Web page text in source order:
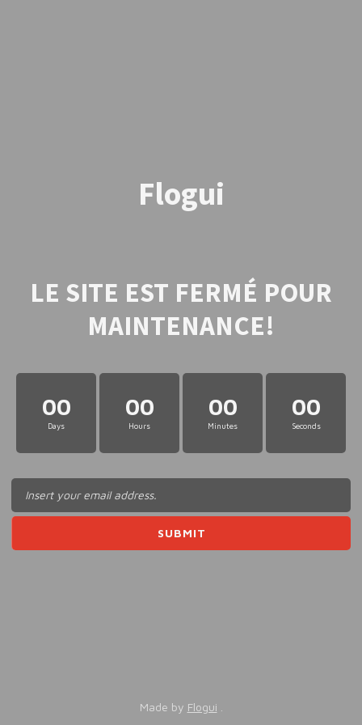
Flogui
LE SITE EST FERMÉ POUR
MAINTENANCE!
00
Days
00
Hours
00
Minutes
00
Seconds
Made by Flogui